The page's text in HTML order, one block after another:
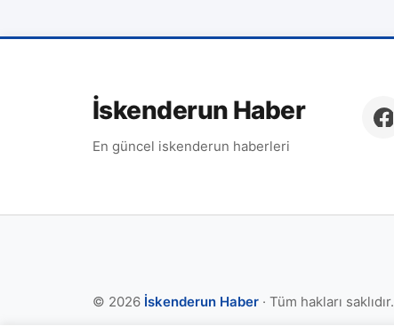
İskenderun Haber
En güncel iskenderun haberleri
© 2026 İskenderun Haber · Tüm hakları saklıdır.